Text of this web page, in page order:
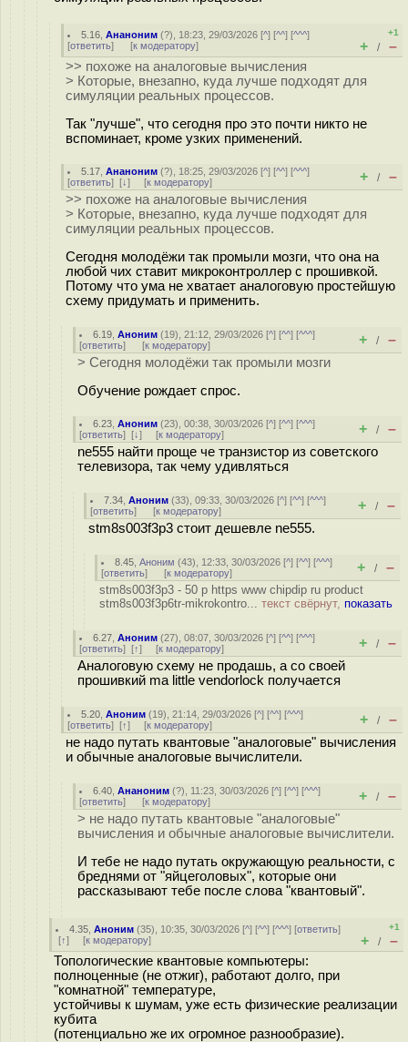
5.16 ,Ананоним (?), 18:23, 29/03/2026 [^] [^^] [^^^]
[ответить] [к модератору]
+1
+ / –
>> похоже на аналоговые вычисления
> Которые, внезапно, куда лучше подходят для
симуляции реальных процессов.
Так "лучше", что сегодня про это почти никто не
вспоминает, кроме узких применений.
5.17 ,Ананоним (?), 18:25, 29/03/2026 [^] [^^] [^^^]
[ответить] [↓] [к модератору] + / –
>> похоже на аналоговые вычисления
> Которые, внезапно, куда лучше подходят для
симуляции реальных процессов.
Сегодня молодёжи так промыли мозги, что она на
любой чих ставит микроконтроллер с прошивкой.
Потому что ума не хватает аналоговую простейшую
схему придумать и применить.
6.19 ,Аноним (19), 21:12, 29/03/2026 [^] [^^] [^^^]
[ответить] [к модератору] + / –
> Сегодня молодёжи так промыли мозги
Обучение рождает спрос.
6.23 ,Аноним (23), 00:38, 30/03/2026 [^] [^^] [^^^]
[ответить] [↓] [к модератору] + / –
ne555 найти проще че транзистор из советского
телевизора, так чему удивляться
7.34 ,Аноним (33), 09:33, 30/03/2026 [^] [^^] [^^^]
[ответить] [к модератору] + / –
stm8s003f3p3 стоит дешевле ne555.
8.45 ,Аноним (43), 12:33, 30/03/2026 [^] [^^] [^^^]
[ответить] [к модератору] + / –
stm8s003f3p3 - 50 р https www chipdip ru product
stm8s003f3p6tr-mikrokontro... текст свёрнут, показать
6.27 ,Аноним (27), 08:07, 30/03/2026 [^] [^^] [^^^]
[ответить] [↑] [к модератору] + / –
Аналоговую схему не продашь, а со своей
прошивкий ma little vendorlock получается
5.20 ,Аноним (19), 21:14, 29/03/2026 [^] [^^] [^^^]
[ответить] [↑] [к модератору] + / –
не надо путать квантовые "аналоговые" вычисления
и обычные аналоговые вычислители.
6.40 ,Ананоним (?), 11:23, 30/03/2026 [^] [^^] [^^^]
[ответить] [к модератору] + / –
> не надо путать квантовые "аналоговые"
вычисления и обычные аналоговые вычислители.
И тебе не надо путать окружающую реальности, с
бреднями от "яйцеголовых", которые они
рассказывают тебе после слова "квантовый".
4.35 ,Аноним (35), 10:35, 30/03/2026 [^] [^^] [^^^] [ответить]
[↑] [к модератору]
+1
+ / –
Топологические квантовые компьютеры:
полноценные (не отжиг), работают долго, при
"комнатной" температуре,
устойчивы к шумам, уже есть физические реализации
кубита
(потенциально же их огромное разнообразие).